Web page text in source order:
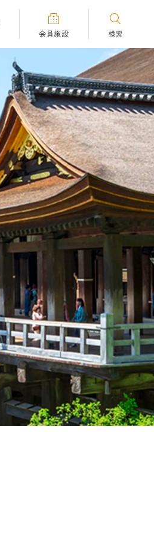
会員施設 検索